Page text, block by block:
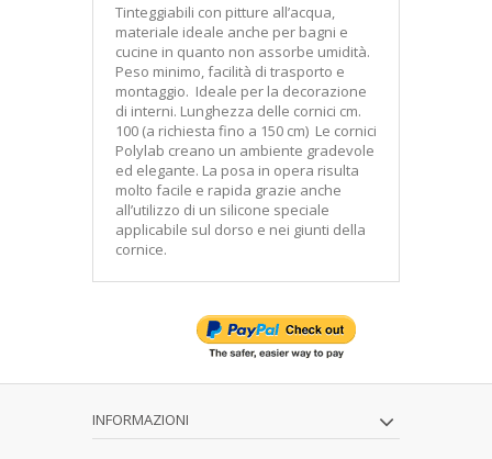
Tinteggiabili con pitture all’acqua,
materiale ideale anche per bagni e
cucine in quanto non assorbe umidità.
Peso minimo, facilità di trasporto e
montaggio. Ideale per la decorazione
di interni. Lunghezza delle cornici cm.
100 (a richiesta fino a 150 cm) Le cornici
Polylab creano un ambiente gradevole
ed elegante. La posa in opera risulta
molto facile e rapida grazie anche
all’utilizzo di un silicone speciale
applicabile sul dorso e nei giunti della
cornice.
INFORMAZIONI